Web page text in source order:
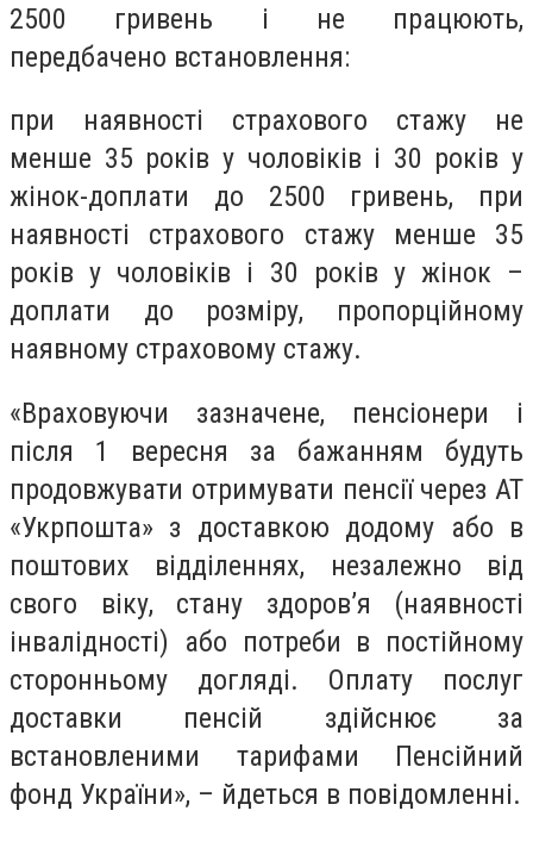
2500 гривень і не працюють,
передбачено встановлення:
при наявності страхового стажу не
менше 35 років у чоловіків і 30 років у
жінок-доплати до 2500 гривень, при
наявності страхового стажу менше 35
років у чоловіків і 30 років у жінок –
доплати до розміру, пропорційному
наявному страховому стажу.
«Враховуючи зазначене, пенсіонери і
після 1 вересня за бажанням будуть
продовжувати отримувати пенсії через АТ
«Укрпошта» з доставкою додому або в
поштових відділеннях, незалежно від
свого віку, стану здоров’я (наявності
інвалідності) або потреби в постійному
сторонньому догляді. Оплату послуг
доставки пенсій здійснює за
встановленими тарифами Пенсійний
фонд України», – йдеться в повідомленні.